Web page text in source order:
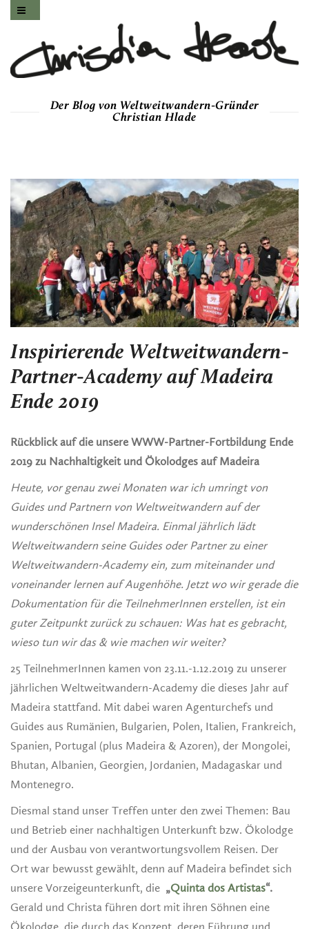
Der Blog von Weltweitwandern-Gründer
Christian Hlade
Inspirierende Weltweitwandern-
Partner-Academy auf Madeira
Ende 2019
Rückblick auf die unsere WWW-Partner-Fortbildung Ende
2019 zu Nachhaltigkeit und Ökolodges auf Madeira
Heute, vor genau zwei Monaten war ich umringt von
Guides und Partnern von Weltweitwandern auf der
wunderschönen Insel Madeira. Einmal jährlich lädt
Weltweitwandern seine Guides oder Partner zu einer
Weltweitwandern-Academy ein, zum miteinander und
voneinander lernen auf Augenhöhe. Jetzt wo wir gerade die
Dokumentation für die TeilnehmerInnen erstellen, ist ein
guter Zeitpunkt zurück zu schauen: Was hat es gebracht,
wieso tun wir das & wie machen wir weiter?
25 TeilnehmerInnen kamen von 23.11.-1.12.2019 zu unserer
jährlichen Weltweitwandern-Academy die dieses Jahr auf
Madeira stattfand. Mit dabei waren Agenturchefs und
Guides aus Rumänien, Bulgarien, Polen, Italien, Frankreich,
Spanien, Portugal (plus Madeira & Azoren), der Mongolei,
Bhutan, Albanien, Georgien, Jordanien, Madagaskar und
Montenegro.
Diesmal stand unser Treffen unter den zwei Themen: Bau
und Betrieb einer nachhaltigen Unterkunft bzw. Ökolodge
und der Ausbau von verantwortungsvollem Reisen. Der
Ort war bewusst gewählt, denn auf Madeira befindet sich
unsere Vorzeigeunterkunft, die „Quinta dos Artistas“.
Gerald und Christa führen dort mit ihren Söhnen eine